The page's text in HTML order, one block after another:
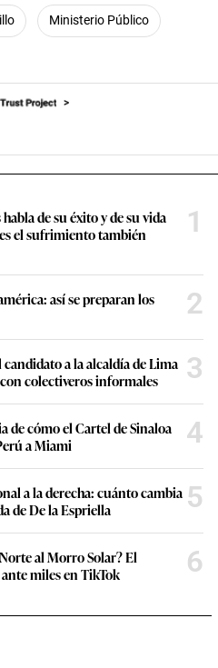
Ministerio Público
de su éxito y de su vida
el sufrimiento también
1
así se preparan los
2
a la alcaldía de Lima
colectiveros informales
3
de cómo el Cartel de Sinaloa
a Miami
4
a la derecha: cuánto cambia
de De la Espriella
5
al Morro Solar? El
ante miles en TikTok
6